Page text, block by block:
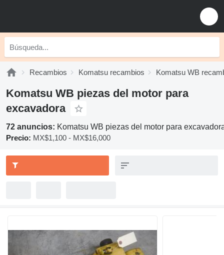
Recambios Komatsu recambios Komatsu WB
Komatsu WB piezas del motor para
excavadora
72 anuncios: Komatsu WB piezas del motor para
Precio: MX$1,100 - MX$16,000